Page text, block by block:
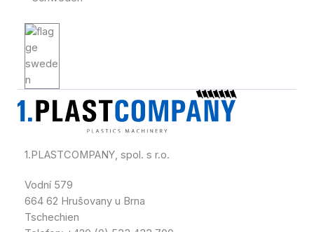
1.PLASTCOMPANY, spol. s r.o.
Vodní 579
664 62 Hrušovany u Brna
Tschechien